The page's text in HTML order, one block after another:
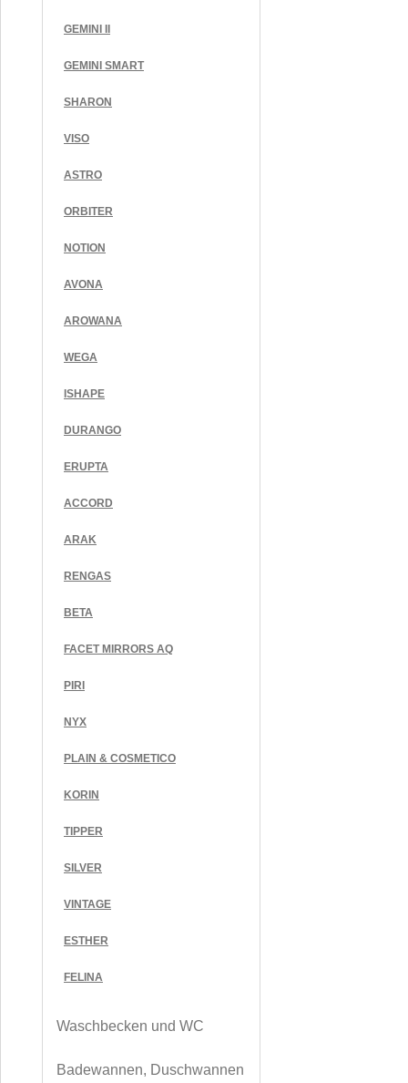
GEMINI II
GEMINI SMART
SHARON
VISO
ASTRO
ORBITER
NOTION
AVONA
AROWANA
WEGA
ISHAPE
DURANGO
ERUPTA
ACCORD
ARAK
RENGAS
BETA
FACET MIRRORS AQ
PIRI
NYX
PLAIN & COSMETICO
KORIN
TIPPER
SILVER
VINTAGE
ESTHER
FELINA
Waschbecken und WC
Badewannen, Duschwannen